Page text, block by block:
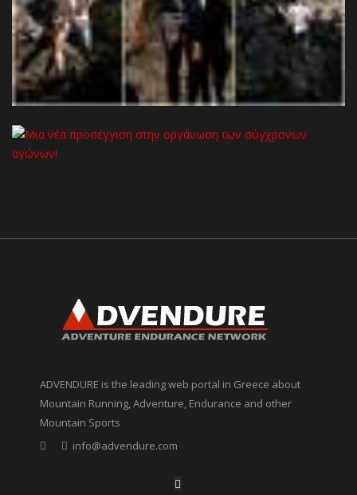
ADVENDURE is the leading web portal in Greece about
Mountain Running, Adventure, Endurance and other
Mountain Sports
info@advendure.com